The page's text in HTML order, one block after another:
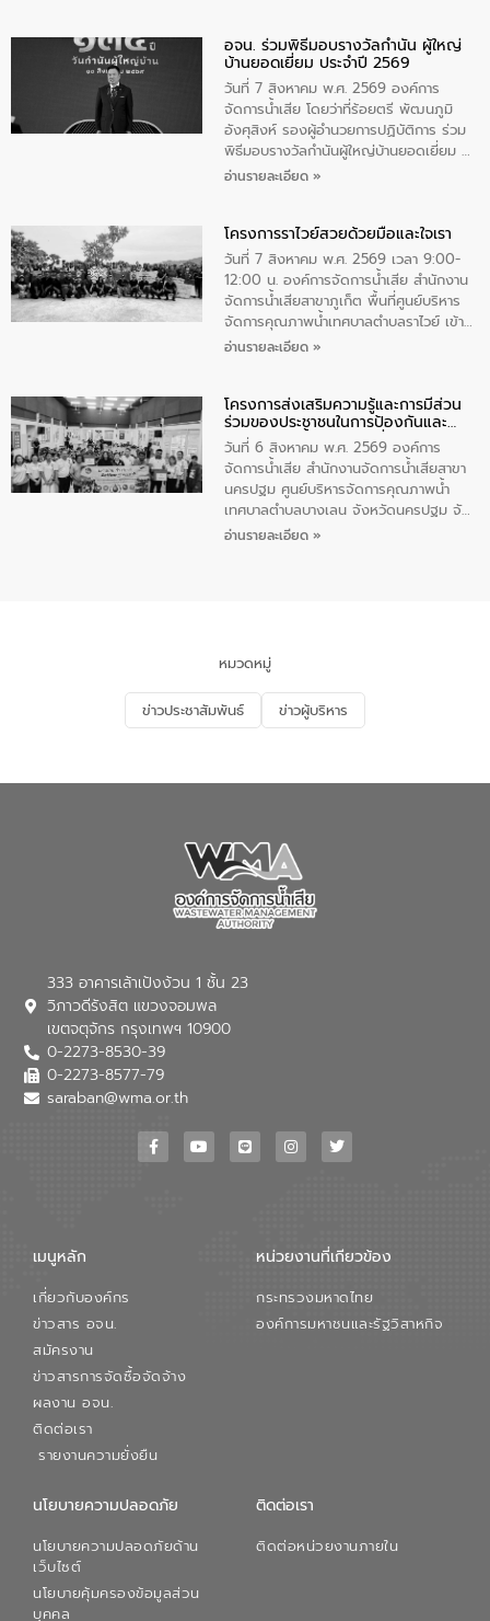
ทิพย์คำ รองผู้ว่าราชการจังหวัดมุกดาหาร
เป็นประธานในพิธี ณ เรือนจําชั่วคราวนาโสก
ตําบลนาโสก อําเภอเมืองมุกดาหาร จังหวัด
มุกดาหาร โดยในกิจกรรมได้ร่วมปลูกป่า และ
ทําความสะอาดภายในบริเวณ จัดกิจกรรม
เพื่อถวายเป็นพระราชกุศล สมเด็จพระนาง
เจ้าสิริกิติ์พระบรมราชินีนาถ พระบรมราช
อจน. ร่วมพิธีมอบรางวัลกำนัน ผู้ใหญ่
บ้านยอดเยี่ยม ประจำปี 2569
วันที่ 7 สิงหาคม พ.ศ. 2569 องค์การ
จัดการน้ำเสีย โดยว่าที่ร้อยตรี พัฒนภูมิ
อังศุสิงห์ รองผู้อำนวยการปฏิบัติการ ร่วม
พิธีมอบรางวัลกำนันผู้ใหญ่บ้านยอดเยี่ยม ณ
ทำเนียบรัฐบาล โดยมีนายอนุทิน ชาญวีรกูล
ทองคำและประกาศเกียรติคุณให้แก่ กำนัน
ผู้ใหญ่บ้านยอดเยี่ยม พร้อมกล่าวชื่นชม ให้
โอวาท และมอบนโยบาย
อ่านรายละเอียด »
โครงการราไวย์สวยด้วยมือและใจเรา
วันที่ 7 สิงหาคม พ.ศ. 2569 เวลา 9:00-
12:00 น. องค์การจัดการน้ำเสีย สำนักงาน
จัดการน้ำเสียสาขาภูเก็ต พื้นที่ศูนย์บริหาร
จัดการคุณภาพน้ำเทศบาลตำบลราไวย์ เข้า
ร่วมโครงการราไวย์สวยด้วยมือและใจเรา
ประชาชน ตัวแทนจากโรงแรมต่างๆ ในเขต
เทศบาลตำบลราไวย์ ศูนย์บริหารจัดการ
คุณภาพน้ำเทศบาลตำบลราไวย์ นำโดยนาย
น้อย แก้วเศษ ผู้จัดการสำนักงานจัดการน้ำ
เสียสาขาภูเก็ต พร้อมด้วยเจ้าหน้าที่ จำนวน
5 คน ร่วมทำกิจกรรม ทำความสะอาด
ชายหาดและแหล่งท่องเที่ยว ณ บริเวณ
อ่านรายละเอียด »
โครงการส่งเสริมความรู้และการมีส่วน
ร่วมของประชาชนในการป้องกันและ
แก้ไขปัญหาน้ำเสียอย่างยั่งยืน
วันที่ 6 สิงหาคม พ.ศ. 2569 องค์การ
จัดการน้ำเสีย สำนักงานจัดการน้ำเสียสาขา
นครปฐม ศูนย์บริหารจัดการคุณภาพน้ำ
เทศบาลตำบลบางเลน จังหวัดนครปฐม จัด
กิจกรรมภายใต้โครงการส่งเสริมความรู้และ
จัดการน้ำเสียและสร้างจิตสำนึกในการ
อนุรักษ์สิ่งแวดล้อม ในหัวข้อ “น้ำเสียชุมชน
และการบำบัดน้ำเสียเบื้องต้น” โดยให้ความรู้
เกี่ยวกับสาเหตุและผลกระทบของน้ำเสีย
ณ เทศบาลตำบลบางเลน จังหวัดนครปฐม
อ่านรายละเอียด »
หมวดหมู่
ข่าวประชาสัมพันธ์ ข่าวผู้บริหาร
333 อาคารเล้าเป้งง้วน 1 ชั้น 23
วิภาวดีรังสิต แขวงจอมพล
เขตจตุจักร กรุงเทพฯ 10900
0-2273-8530-39
0-2273-8577-79
saraban@wma.or.th
เมนูหลัก
เกี่ยวกับองค์กร
ข่าวสาร อจน.
สมัครงาน
ข่าวสารการจัดซื้อจัดจ้าง
ผลงาน อจน.
ติดต่อเรา
รายงานความยั่งยืน
หน่วยงานที่เกียวข้อง
กระทรวงมหาดไทย
องค์การมหาชนและรัฐวิสาหกิจ
นโยบายความปลอดภัย
นโยบายความปลอดภัยด้าน
เว็บไซต์
นโยบายคุ้มครองข้อมูลส่วน
บุคคล
ติดต่อเรา
ติดต่อหน่วยงานภายใน